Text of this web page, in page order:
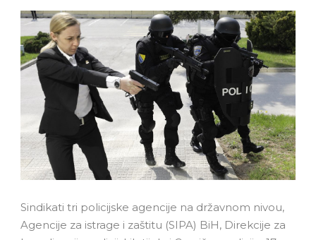
Sindikati tri policijske agencije na državnom nivou,
Agencije za istrage i zaštitu (SIPA) BiH, Direkcije za